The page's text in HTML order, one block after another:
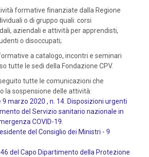
formative finanziate dalla Regione
o di gruppo quali: corsi
aziendali e attività per apprendisti,
o disoccupati;
a catalogo, incontri e seminari
tutte le sedi della Fondazione CPV.
tutte le comunicazioni che
la sospensione delle attività:
9 marzo 2020 , n. 14. Disposizioni urgenti
del Servizio sanitario nazionale in
COVID-19.
del Consiglio dei Ministri - 9
del Capo Dipartimento della Protezione